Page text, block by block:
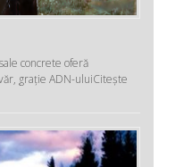
concrete oferă
graţie ADN-uluiCitește